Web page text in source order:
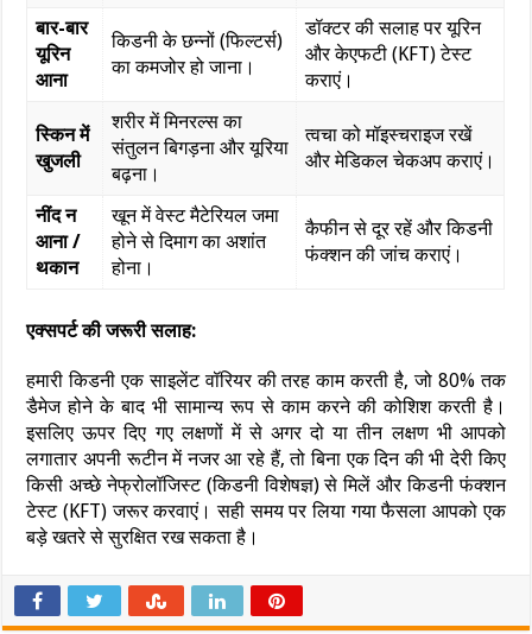
बार-बार
यूरिन
आना
किडनी के छन्नों (फिल्टर्स)
का कमजोर हो जाना।
डॉक्टर की सलाह पर यूरिन
और केएफटी (KFT) टेस्ट
कराएं।
स्किन में
खुजली
शरीर में मिनरल्स का
संतुलन बिगड़ना और यूरिया
बढ़ना।
त्वचा को मॉइस्चराइज रखें
और मेडिकल चेकअप कराएं।
नींद न
आना /
थकान
खून में वेस्ट मैटेरियल जमा
होने से दिमाग का अशांत
होना।
कैफीन से दूर रहें और किडनी
फंक्शन की जांच कराएं।
एक्सपर्ट की जरूरी सलाह:
हमारी किडनी एक साइलेंट वॉरियर की तरह काम करती है, जो 80% तक
डैमेज होने के बाद भी सामान्य रूप से काम करने की कोशिश करती है।
इसलिए ऊपर दिए गए लक्षणों में से अगर दो या तीन लक्षण भी आपको
लगातार अपनी रूटीन में नजर आ रहे हैं, तो बिना एक दिन की भी देरी किए
किसी अच्छे नेफ्रोलॉजिस्ट (किडनी विशेषज्ञ) से मिलें और किडनी फंक्शन
टेस्ट (KFT) जरूर करवाएं। सही समय पर लिया गया फैसला आपको एक
बड़े खतरे से सुरक्षित रख सकता है।